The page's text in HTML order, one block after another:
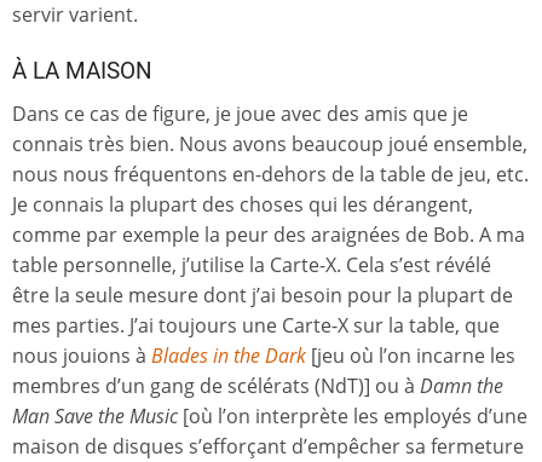
servir varient.
À LA MAISON
Dans ce cas de figure, je joue avec des amis que je
connais très bien. Nous avons beaucoup joué ensemble,
nous nous fréquentons en-dehors de la table de jeu, etc.
Je connais la plupart des choses qui les dérangent,
comme par exemple la peur des araignées de Bob. A ma
table personnelle, j’utilise la Carte-X. Cela s’est révélé
être la seule mesure dont j’ai besoin pour la plupart de
mes parties. J’ai toujours une Carte-X sur la table, que
nous jouions à Blades in the Dark [jeu où l’on incarne les
membres d’un gang de scélérats (NdT)] ou à Damn the
Man Save the Music[où l’on interprète les employés d’une
maison de disques s’efforçant d’empêcher sa fermeture